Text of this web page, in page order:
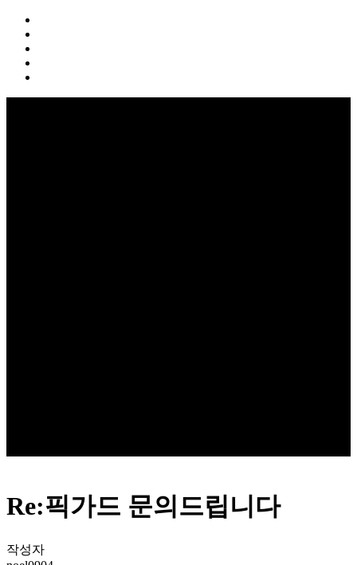
Re:픽가드 문의드립니다
작성자